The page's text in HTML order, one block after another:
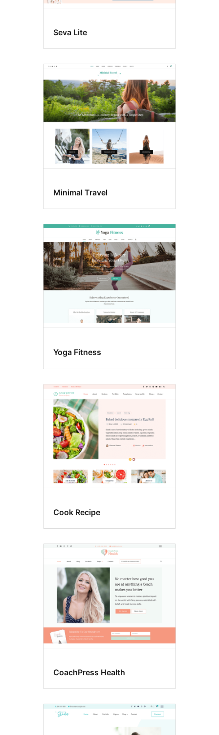
Seva Lite
Minimal Travel
Yoga Fitness
Cook Recipe
CoachPress Health